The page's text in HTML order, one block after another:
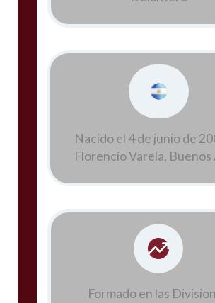
Nacido el 4 de junio de
Florencio Varela, Buenos
Formado en las